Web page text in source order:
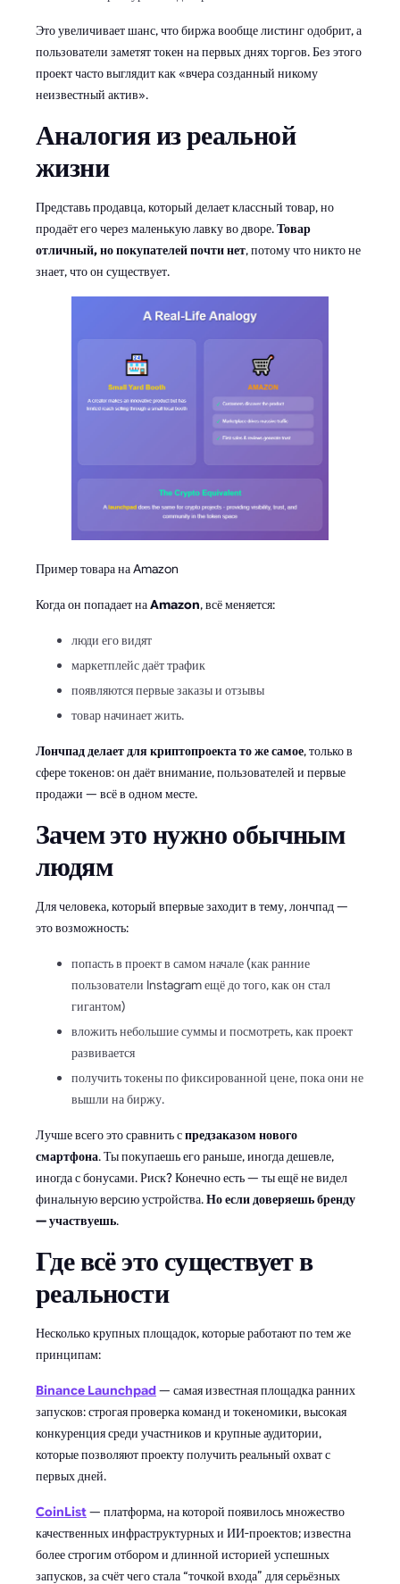
Это увеличивает шанс, что биржа вообще листинг одобрит, а
пользователи заметят токен на первых днях торгов. Без этого
проект часто выглядит как «вчера созданный никому
неизвестный актив».
Аналогия из реальной
жизни
Представь продавца, который делает классный товар, но
продаёт его через маленькую лавку во дворе.Товар
отличный, но покупателей почти нет, потому что никто не
знает, что он существует.
Пример товара на Amazon
Когда он попадает наAmazon, всё меняется:
люди его видят
маркетплейс даёт трафик
появляются первые заказы и отзывы
товар начинает жить.
Лончпад делает для криптопроекта то же самое, только в
сфере токенов: он даёт внимание, пользователей и первые
продажи — всё в одном месте.
Зачем это нужно обычным
людям
Для человека, который впервые заходит в тему, лончпад —
это возможность:
попасть в проект в самом начале (как ранние
пользователи Instagram ещё до того, как он стал
гигантом)
вложить небольшие суммы и посмотреть, как проект
развивается
получить токены по фиксированной цене, пока они не
вышли на биржу.
Лучше всего это сравнить спредзаказом нового
смартфона. Ты покупаешь его раньше, иногда дешевле,
иногда с бонусами. Риск? Конечно есть — ты ещё не видел
финальную версию устройства.Но если доверяешь бренду
— участвуешь.
Где всё это существует в
реальности
Несколько крупных площадок, которые работают по тем же
принципам:
Binance Launchpad— самая известная площадка ранних
запусков: строгая проверка команд и токеномики, высокая
конкуренция среди участников и крупные аудитории,
которые позволяют проекту получить реальный охват с
первых дней.
CoinList— платформа, на которой появилось множество
качественных инфраструктурных и ИИ-проектов; известна
более строгим отбором и длинной историей успешных
запусков, за счёт чего стала “точкой входа” для серьёзных